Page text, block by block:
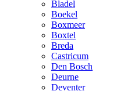
Bladel
Boekel
Boxmeer
Boxtel
Breda
Castricum
Den Bosch
Deurne
Deventer